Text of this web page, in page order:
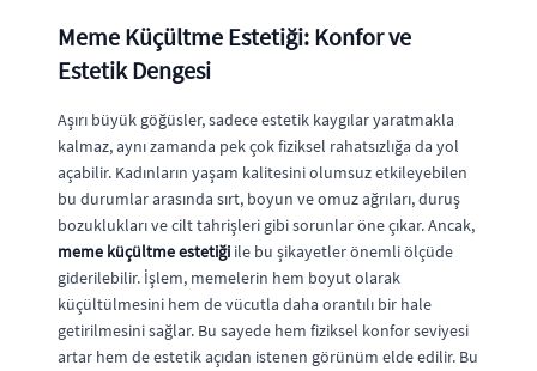
Meme Küçültme Estetiği: Konfor ve
Estetik Dengesi
Aşırı büyük göğüsler, sadece estetik kaygılar yaratmakla
kalmaz, aynı zamanda pek çok fiziksel rahatsızlığa da yol
açabilir. Kadınların yaşam kalitesini olumsuz etkileyebilen
bu durumlar arasında sırt, boyun ve omuz ağrıları, duruş
bozuklukları ve cilt tahrişleri gibi sorunlar öne çıkar. Ancak,
meme küçültme estetiği ile bu şikayetler önemli ölçüde
giderilebilir. İşlem, memelerin hem boyut olarak
küçültülmesini hem de vücutla daha orantılı bir hale
getirilmesini sağlar. Bu sayede hem fiziksel konfor seviyesi
artar hem de estetik açıdan istenen görünüm elde edilir. Bu